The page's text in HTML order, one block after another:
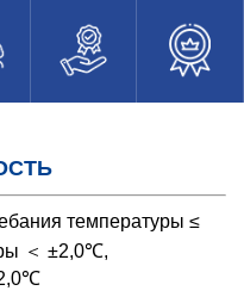
температуры ≤
＜ ±2,0℃,